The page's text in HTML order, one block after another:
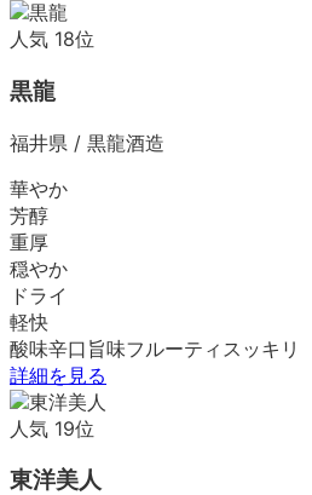
人気 18位
黒龍
福井県 / 黒龍酒造
華やか
芳醇
重厚
穏やか
ドライ
軽快
酸味辛口 旨味フルーティ スッキリ
詳細を見る
人気 19位
東洋美人